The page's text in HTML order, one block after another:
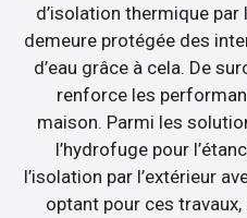
d’isolation thermique par
demeure protégée des
d’eau grâce à cela. De
renforce les
maison. Parmi les
l’hydrofuge pour
l’isolation par l’extérieur
optant pour ces